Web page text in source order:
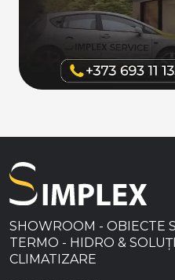
SHOWROOM - OBIECTE
TERMO - HIDRO &
CLIMATIZARE